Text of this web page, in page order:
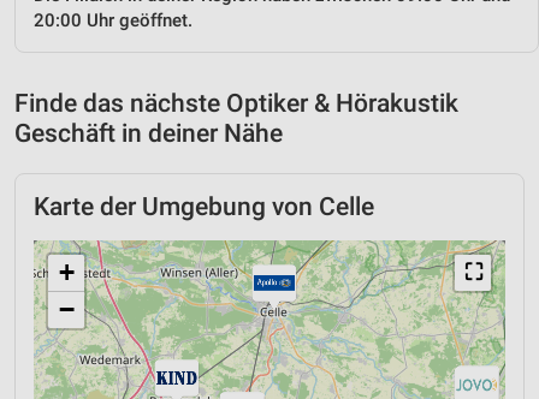
20:00 Uhr geöffnet.
Finde das nächste Optiker & Hörakustik
Geschäft in deiner Nähe
Karte der Umgebung von Celle
⛶
+
−